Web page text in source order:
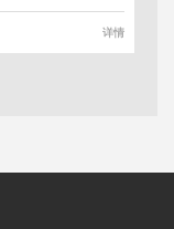
详情